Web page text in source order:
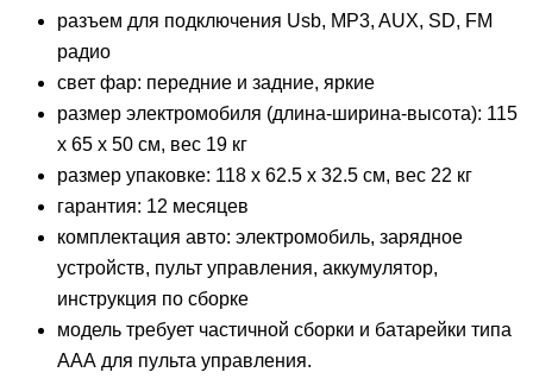
разъем для подключения Usb, MP3, AUX, SD, FM
радио
свет фар: передние и задние, яркие
размер электромобиля (длина-ширина-высота): 115
х 65 х 50 см, вес 19 кг
размер упаковке: 118 х 62.5 х 32.5 см, вес 22 кг
гарантия: 12 месяцев
комплектация авто: электромобиль, зарядное
устройств, пульт управления, аккумулятор,
инструкция по сборке
модель требует частичной сборки и батарейки типа
ААА для пульта управления.